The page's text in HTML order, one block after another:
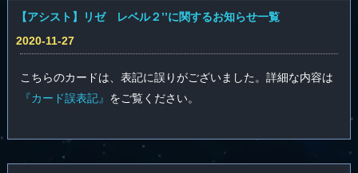
【アシスト】リゼ レベル２’’に関するお知らせ一覧
2020-11-27
こちらのカードは、表記に誤りがございました。詳細な内容は
『カード誤表記』 をご覧ください。